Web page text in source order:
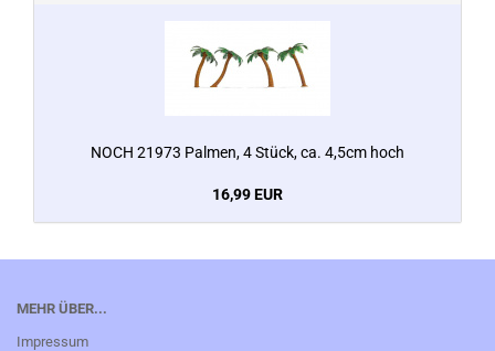
NOCH 21973 Palmen, 4 Stück, ca. 4,5cm hoch
16,99 EUR
MEHR ÜBER...
Impressum